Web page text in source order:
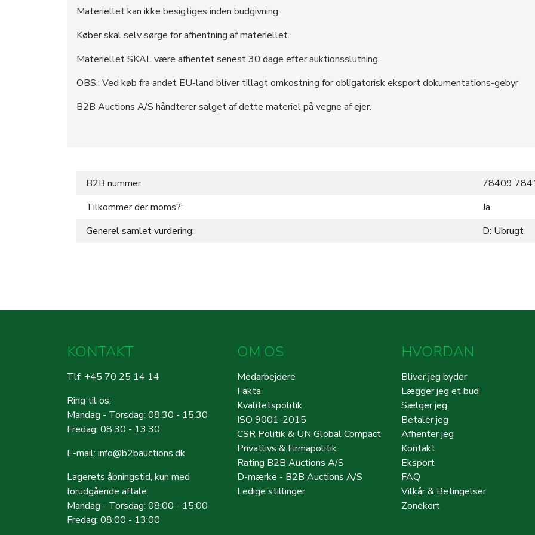
Materiellet kan ikke besigtiges inden budgivning.
Køber skal selv sørge for afhentning af materiellet.
Materiellet SKAL være afhentet senest 30 dage efter auktionsslutning.
OBS.: Ved køb fra andet EU-land bliver tillagt omkostning for obligatorisk eksport dokumentations-gebyr
B2B Auctions A/S håndterer salget af dette materiel på vegne af ejer.
B2B nummer
78409
Tilkommer der moms?:
Ja
Generel samlet vurdering:
D: Ubrugt
KONTAKT
Tlf: +45 70 25 14 14
Ring til os:
Mandag - Torsdag: 08.30 - 15.30
Fredag: 08.30 - 13.30
E-mail: info@b2bauctions.dk
Lagerets åbningstid, kun med
forudgående aftale:
Mandag - Torsdag: 08:00 - 15:00
Fredag: 08:00 - 13:00
OM OS
Medarbejdere
Fakta
Kvalitetspolitik
ISO 9001-2015
CSR Politik & UN Global Compact
Privatlivs & Firmapolitik
Rating B2B Auctions A/S
D-mærke - B2B Auctions A/S
Ledige stillinger
HVORDAN
Bliver jeg byder
Lægger jeg et bud
Sælger jeg
Betaler jeg
Afhenter jeg
Kontakt
Eksport
FAQ
Vilkår & Betingelser
Zonekort